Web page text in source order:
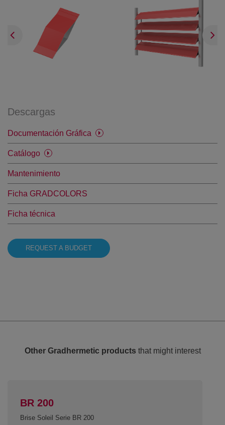
Descargas
Documentación Gráfica
Catálogo
Mantenimiento
Ficha GRADCOLORS
Ficha técnica
REQUEST A BUDGET
Other Gradhermetic products that might interest
BR 200
Brise Soleil Serie BR 200